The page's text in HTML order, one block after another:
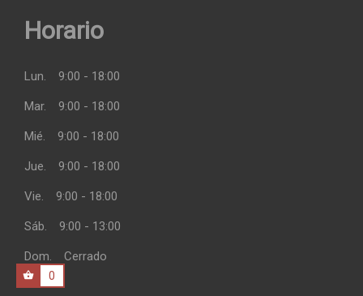
Horario
Lun. 9:00 - 18:00
Mar. 9:00 - 18:00
Mié. 9:00 - 18:00
Jue. 9:00 - 18:00
Vie. 9:00 - 18:00
Sáb. 9:00 - 13:00
Dom. Cerrado
0